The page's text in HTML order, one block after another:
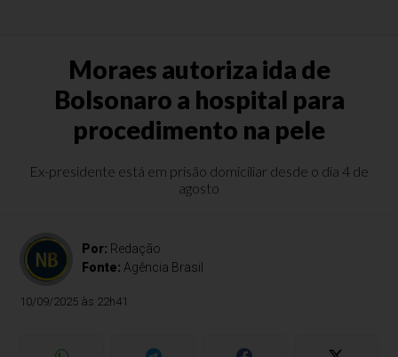
Moraes autoriza ida de
Bolsonaro a hospital para
procedimento na pele
Ex-presidente está em prisão domiciliar desde o dia 4 de
agosto
Por: Redação
Fonte: Agência Brasil
10/09/2025 às 22h41